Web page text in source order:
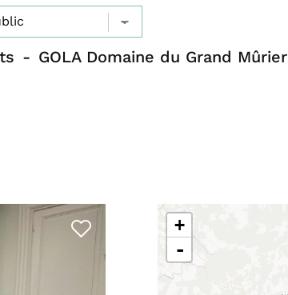
GOLA Domaine du Grand Mûrier
+
-